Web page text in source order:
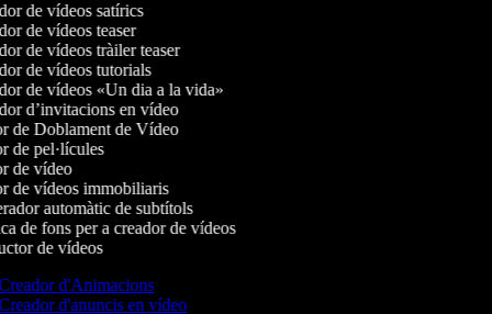
de vídeos satírics
de vídeos teaser
de vídeos tràiler teaser
de vídeos tutorials
de vídeos «Un dia a la vida»
d’invitacions en vídeo
de Doblament de Vídeo
de pel·lícules
de vídeo
de vídeos immobiliaris
automàtic de subtítols
de fons per a creador de vídeos
de vídeos
d'Animacions
d'anuncis en vídeo